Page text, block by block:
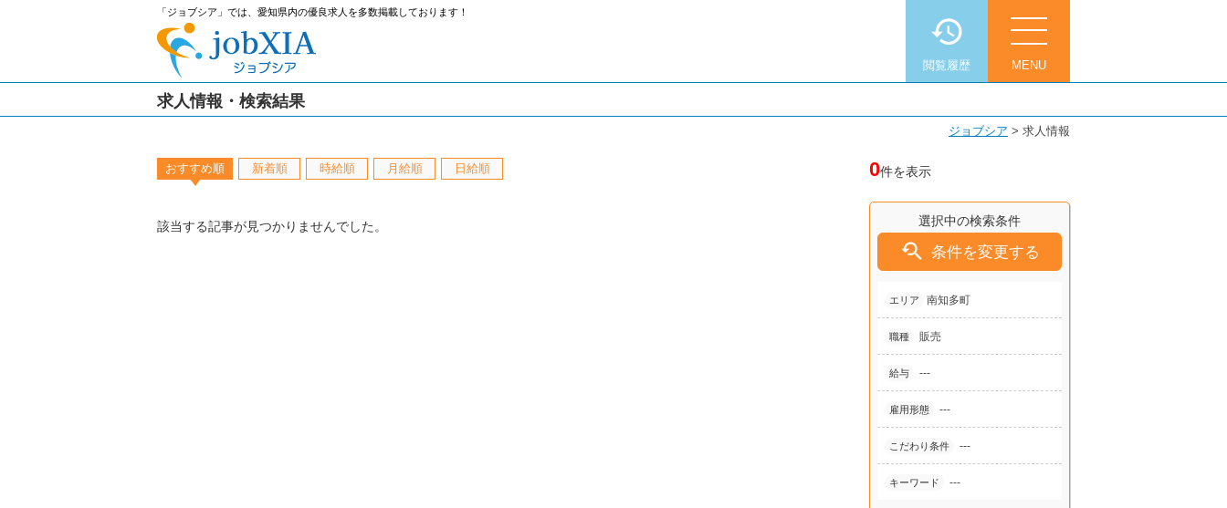
「ジョブシア」では、愛知県内の優良求人を多数掲載しております！
MENU
閲覧履歴
求人情報・検索結果
ジョブシア > 求人情報
0件を表示
おすすめ順 新着順 時給順 月給順 日給順
選択中の検索条件
 条件を変更する
エリア 南知多町
職種 販売
給与 ---
雇用形態 ---
こだわり条件 ---
キーワード ---
該当する記事が見つかりませんでした。